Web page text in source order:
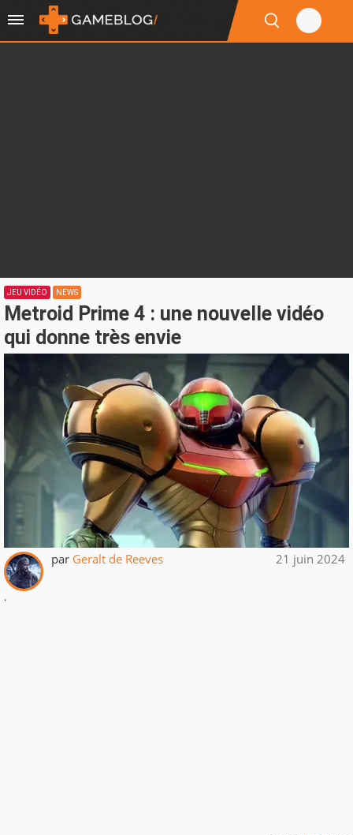
JEU VIDÉO NEWS
Metroid Prime 4 : une nouvelle vidéo
qui donne très envie
par Geralt de Reeves 21 juin 2024
.